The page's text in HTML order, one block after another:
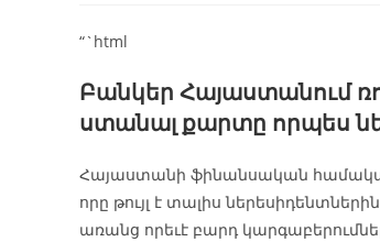
“`html
Բանկեր Հայաստանում
ստանալ քարտը որպես
Հայաստանի ֆինանսական
որը թույլ է տալիս
առանց որեւէ բարդ